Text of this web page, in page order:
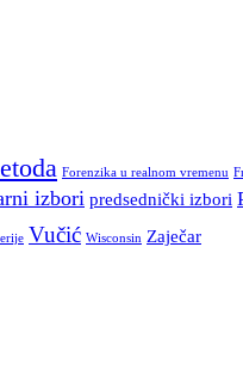
Forenzika u realnom vremenu
izbori predsednički izbori
Vučić Wisconsin Zaječar